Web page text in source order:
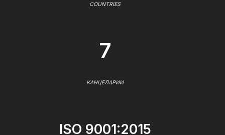
COUNTRIES
7
КАНЦЕЛАРИИ
ISO 9001:2015